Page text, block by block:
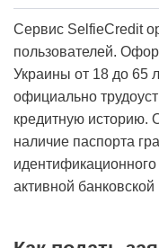
Сервис SelfieCredit
пользователей.
Украины от 18 до 65
официально
кредитную историю.
наличие паспорта
активной банковской